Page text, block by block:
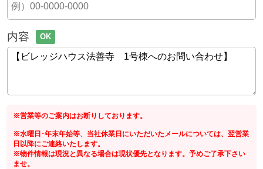
内容 OK
※営業等のご案内はお断りしております。
※水曜日･年末年始等、当社休業日にいただいたメールについては、翌営業
日以降にご連絡いたします。
※物件情報は現況と異なる場合は現状優先となります。予めご了承下さい
ませ。